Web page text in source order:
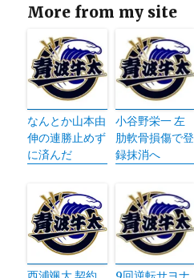
More from my site
なんとか山本由
伸の連勝止めず
に済んだ
小谷野栄一 左
肋軟骨損傷で登
録抹消へ